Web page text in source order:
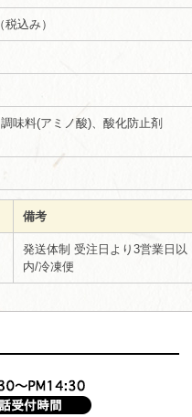
込み）
味料(アミノ酸)、酸化防止剤
備考
発送体制 受注日より3営業日以
内/冷凍便